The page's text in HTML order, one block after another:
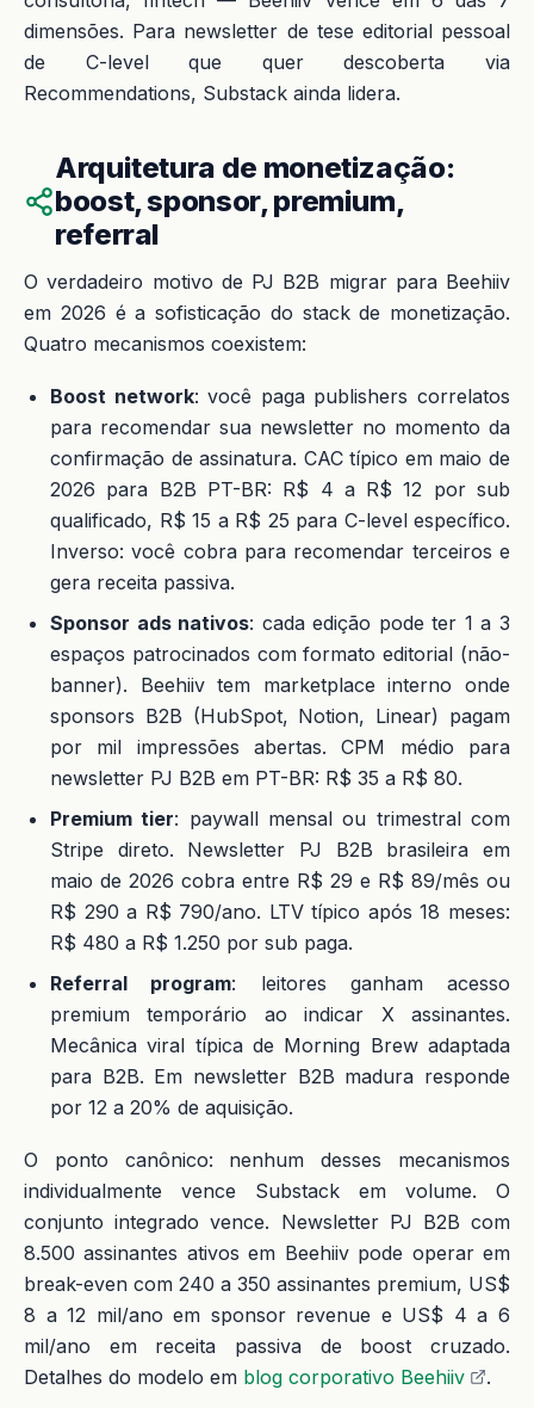
dimensões. Para newsletter de tese editorial pessoal
de C-level que quer descoberta via
Recommendations, Substack ainda lidera.
Arquitetura de monetização:
boost, sponsor, premium,
referral
O verdadeiro motivo de PJ B2B migrar para Beehiiv
em 2026 é a sofisticação do stack de monetização.
Quatro mecanismos coexistem:
Boost network: você paga publishers correlatos
para recomendar sua newsletter no momento da
confirmação de assinatura. CAC típico em maio de
2026 para B2B PT-BR: R$ 4 a R$ 12 por sub
qualificado, R$ 15 a R$ 25 para C-level específico.
Inverso: você cobra para recomendar terceiros e
gera receita passiva.
Sponsor ads nativos: cada edição pode ter 1 a 3
espaços patrocinados com formato editorial (não-
banner). Beehiiv tem marketplace interno onde
sponsors B2B (HubSpot, Notion, Linear) pagam
por mil impressões abertas. CPM médio para
newsletter PJ B2B em PT-BR: R$ 35 a R$ 80.
Premium tier: paywall mensal ou trimestral com
Stripe direto. Newsletter PJ B2B brasileira em
maio de 2026 cobra entre R$ 29 e R$ 89/mês ou
R$ 290 a R$ 790/ano. LTV típico após 18 meses:
R$ 480 a R$ 1.250 por sub paga.
Referral program: leitores ganham acesso
premium temporário ao indicar X assinantes.
Mecânica viral típica de Morning Brew adaptada
para B2B. Em newsletter B2B madura responde
por 12 a 20% de aquisição.
O ponto canônico: nenhum desses mecanismos
individualmente vence Substack em volume. O
conjunto integrado vence. Newsletter PJ B2B com
8.500 assinantes ativos em Beehiiv pode operar em
break-even com 240 a 350 assinantes premium, US$
8 a 12 mil/ano em sponsor revenue e US$ 4 a 6
mil/ano em receita passiva de boost cruzado.
Detalhes do modelo em blog corporativo Beehiiv .